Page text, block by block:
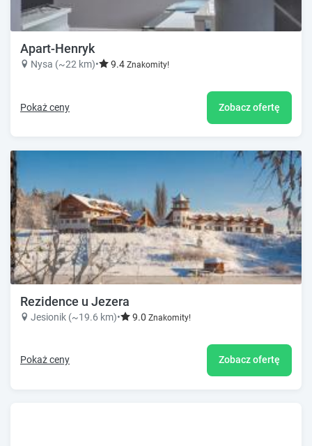
Apart-Henryk
Nysa (~22 km)• 9.4 Znakomity!
Pokaż ceny Zobacz ofertę
Rezidence u Jezera
Jesionik (~19.6 km)• 9.0 Znakomity!
Pokaż ceny Zobacz ofertę